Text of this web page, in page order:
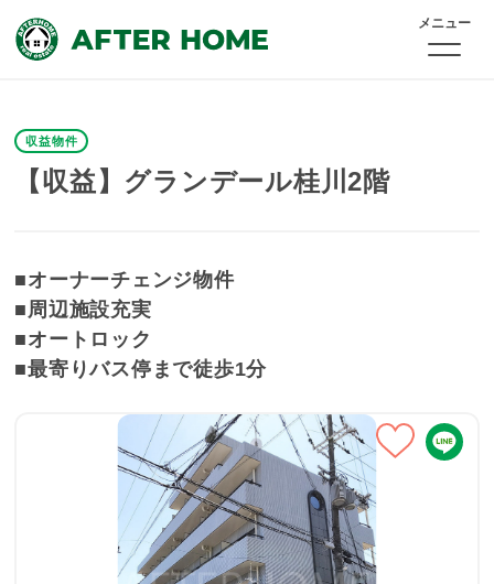
メニュー
収益物件
【収益】グランデール桂川2階
■オーナーチェンジ物件
■周辺施設充実
■オートロック
■最寄りバス停まで徒歩1分